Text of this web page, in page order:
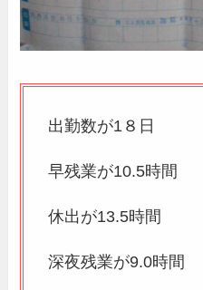
出勤数が1８日
早残業が10.5時間
休出が13.5時間
深夜残業が9.0時間